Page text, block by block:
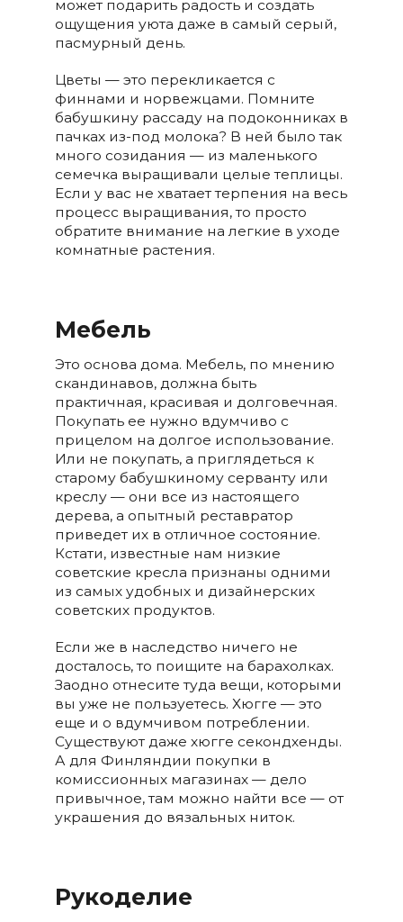
может подарить радость и создать
ощущения уюта даже в самый серый,
пасмурный день.
Цветы — это перекликается с
финнами и норвежцами. Помните
бабушкину рассаду на подоконниках в
пачках из-под молока? В ней было так
много созидания — из маленького
семечка выращивали целые теплицы.
Если у вас не хватает терпения на весь
процесс выращивания, то просто
обратите внимание на легкие в уходе
комнатные растения.
Мебель
Это основа дома. Мебель, по мнению
скандинавов, должна быть
практичная, красивая и долговечная.
Покупать ее нужно вдумчиво с
прицелом на долгое использование.
Или не покупать, а приглядеться к
старому бабушкиному серванту или
креслу — они все из настоящего
дерева, а опытный реставратор
приведет их в отличное состояние.
Кстати, известные нам низкие
советские кресла признаны одними
из самых удобных и дизайнерских
советских продуктов.
Если же в наследство ничего не
досталось, то поищите на барахолках.
Заодно отнесите туда вещи, которыми
вы уже не пользуетесь. Хюгге — это
еще и о вдумчивом потреблении.
Существуют даже хюгге секондхенды.
А для Финляндии покупки в
комиссионных магазинах — дело
привычное, там можно найти все — от
украшения до вязальных ниток.
Рукоделие